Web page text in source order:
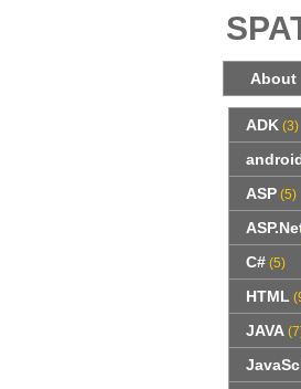
About
ADK (3)
ASP (5)
C# (5)
HTML
JAVA